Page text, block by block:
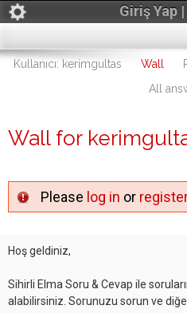
Giriş Yap |
Kullanıcı: kerimgultas Wall
All
Wall for
Please log in or
Hoş geldiniz,
Sihirli Elma Soru & Cevap ile
alabilirsiniz. Sorunuzu sorun ve